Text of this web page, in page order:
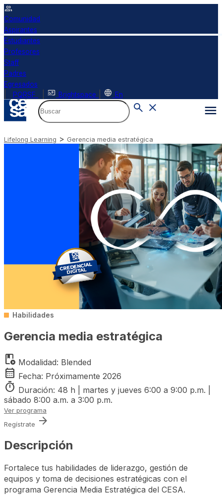
Comunidad
Aspirantes
Estudiantes
Profesores
Staff
Padres
Egresados
PQRSF Brightspace En
Lifelong Learning > Gerencia media estratégica
Habilidades
Gerencia media estratégica
play_lesson Modalidad: Blended
calendar_month Fecha: Próximamente 2026
timer Duración: 48 h | martes y jueves 6:00 a 9:00 p.m. |
sábado 8:00 a.m. a 3:00 p.m.
Ver programa
Regístrate arrow_forward
Descripción
Fortalece tus habilidades de liderazgo, gestión de
equipos y toma de decisiones estratégicas con el
programa Gerencia Media Estratégica del CESA.